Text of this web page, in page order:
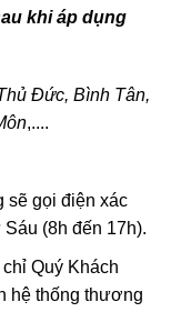
khi áp dụng
Đức, Bình Tân,
,....
sẽ gọi điện xác
(8h đến 17h).
Quý Khách
hệ thống thương